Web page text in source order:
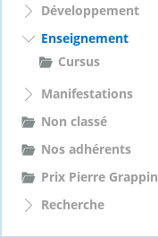
:
Développement
Enseignement
Cursus
Manifestations
Non classé
Nos adhérents
Prix Pierre Grappin
Recherche